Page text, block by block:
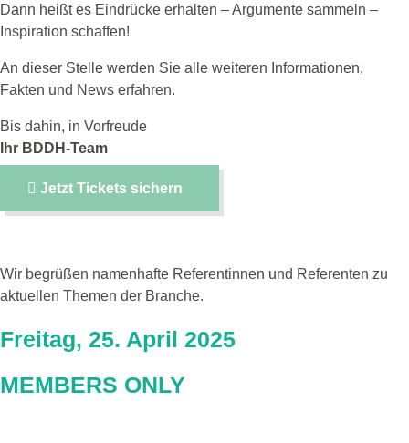
Dann heißt es Eindrücke erhalten – Argumente sammeln –
Inspiration schaffen!
An dieser Stelle werden Sie alle weiteren Informationen,
Fakten und News erfahren.
Bis dahin, in Vorfreude
Ihr BDDH-Team
Jetzt Tickets sichern
Wir begrüßen namenhafte Referentinnen und Referenten zu
aktuellen Themen der Branche.
Freitag, 25. April 2025
MEMBERS ONLY